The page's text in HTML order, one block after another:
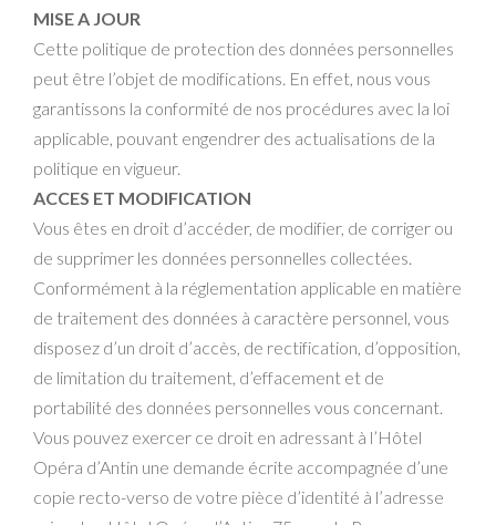
MISE A JOUR
Cette politique de protection des données personnelles
peut être l’objet de modifications. En effet, nous vous
garantissons la conformité de nos procédures avec la loi
applicable, pouvant engendrer des actualisations de la
politique en vigueur.
ACCES ET MODIFICATION
Vous êtes en droit d’accéder, de modifier, de corriger ou
de supprimer les données personnelles collectées.
Conformément à la réglementation applicable en matière
de traitement des données à caractère personnel, vous
disposez d’un droit d’accès, de rectification, d’opposition,
de limitation du traitement, d’effacement et de
portabilité des données personnelles vous concernant.
Vous pouvez exercer ce droit en adressant à l’Hôtel
Opéra d’Antin une demande écrite accompagnée d’une
copie recto-verso de votre pièce d’identité à l’adresse